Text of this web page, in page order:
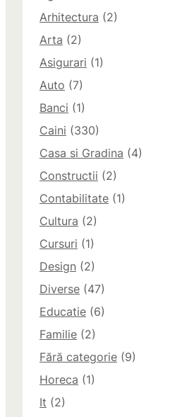
Arhitectura (2)
Arta (2)
Asigurari (1)
Auto (7)
Banci (1)
Caini (330)
Casa si Gradina (4)
Constructii (2)
Contabilitate (1)
Cultura (2)
Cursuri (1)
Design (2)
Diverse (47)
Educatie (6)
Familie (2)
Fără categorie (9)
Horeca (1)
It (2)